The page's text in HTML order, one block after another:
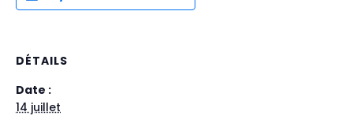
DÉTAILS
Date :
14 juillet